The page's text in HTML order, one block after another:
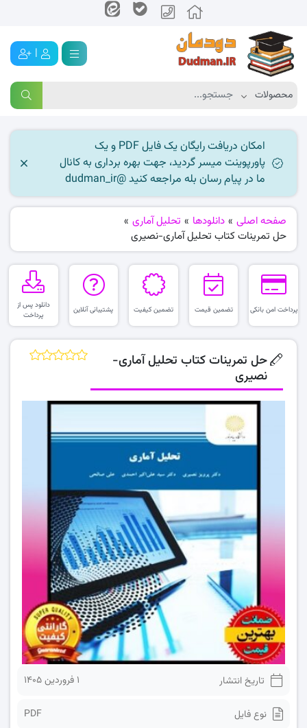
|
امکان دریافت رایگان یک فایل PDF و یک
پاورپوینت میسر گردید، جهت بهره برداری به کانال
ما در پیام رسان بله مراجعه کنید @dudman_ir
صفحه اصلی » دانلودها » تحلیل آماری »
حل تمرینات کتاب تحلیل آماری-نصیری
پرداخت امن بانکی تضمین قیمت تضمین کیفیت پشتیبانی آنلاین
دانلود پس از
پرداخت
حل تمرینات کتاب تحلیل آماری-
نصیری
تاریخ انتشار 1 فروردین 1405
نوع فایل PDF